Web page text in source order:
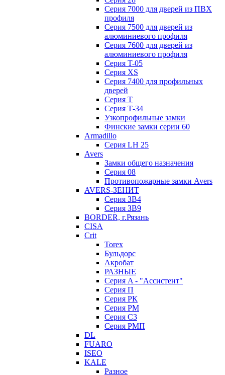
Серия 7000 для дверей из ПВХ
профиля
Серия 7500 для дверей из
алюминиевого профиля
Серия 7600 для дверей из
алюминиевого профиля
Серия T-05
Серия XS
Серия 7400 для профильных
дверей
Серия Т
Серия Т-34
Узкопрофильные замки
Финские замки серии 60
Armadillo
Серия LH 25
Avers
Замки общего назначения
Серия 08
Противопожарные замки Avers
AVERS-ЗЕНИТ
Серия ЗВ4
Серия ЗВ9
BORDER, г.Рязань
CISA
Crit
Torex
Бульдорс
Акробат
РАЗНЫЕ
Серия A - "Ассистент"
Серия П
Серия РК
Серия РМ
Серия С3
Серия РМП
DL
FUARO
ISEO
KALE
Разное